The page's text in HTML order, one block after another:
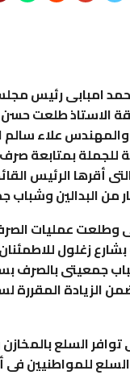
امبابى رئيس
الاستاذ طلعت
والمهندس علاء
للجملة بمتابعة
أقرها الرئيس
من البدالين وشباب
وطلعت عمليات
زغلول
جمعيتى بالصرف
الزيادة المقررة
توافر السلع
للمواطنيين